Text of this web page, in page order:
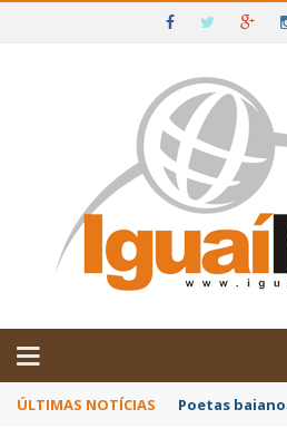
IGUAÍ E SUDOESTE DA BAHIA
ÚLTIMAS NOTÍCIAS Poetas